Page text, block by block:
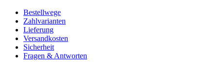
Bestellwege
Zahlvarianten
Lieferung
Versandkosten
Sicherheit
Fragen & Antworten